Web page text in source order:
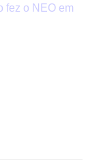
fez o NEO em